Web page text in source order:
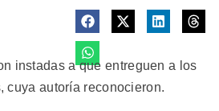
instadas a que entreguen a los
cuya autoría reconocieron.